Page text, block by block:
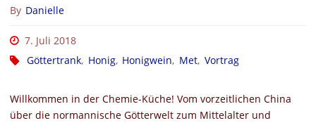
By Danielle
7. Juli 2018
Göttertrank, Honig, Honigwein, Met, Vortrag
Willkommen in der Chemie-Küche! Vom vorzeitlichen China
über die normannische Götterwelt zum Mittelalter und